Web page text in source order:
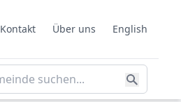
Kontakt Über uns English